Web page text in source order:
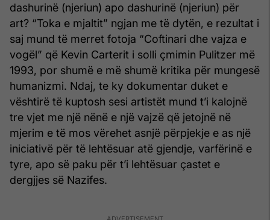
dashurinë (njeriun) apo dashurinë (njeriun) për
art? “Toka e mjaltit” ngjan me të dytën, e rezultat i
saj mund të merret fotoja “Coftinari dhe vajza e
vogël” që Kevin Carterit i solli çmimin Pulitzer më
1993, por shumë e më shumë kritika për mungesë
humanizmi. Ndaj, te ky dokumentar duket e
vështirë të kuptosh sesi artistët mund t’i kalojnë
tre vjet me një nënë e një vajzë që jetojnë në
mjerim e të mos vërehet asnjë përpjekje e as një
iniciativë për të lehtësuar atë gjendje, varfërinë e
tyre, apo së paku për t’i lehtësuar çastet e
dergjjes së Nazifes.